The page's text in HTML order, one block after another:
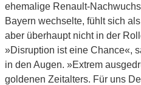
ehemalige Renault-
Bayern wechselte, fühlt sich
aber überhaupt nicht in der
»Disruption ist eine Chance«,
in den Augen. »Extrem
goldenen Zeitalters. Für uns